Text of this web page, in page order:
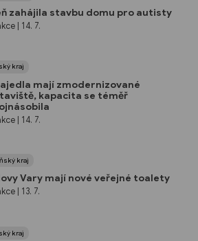
zahájila stavbu domu pro autisty
| 14. 7.
kraj
mají zmodernizované
kapacita se téměř
| 14. 7.
kraj
Vary mají nové veřejné toalety
| 13. 7.
kraj